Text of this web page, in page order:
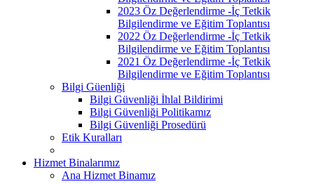
2023 Öz Değerlendirme -İç Tetkik
Bilgilendirme ve Eğitim Toplantısı
2022 Öz Değerlendirme -İç Tetkik
Bilgilendirme ve Eğitim Toplantısı
2021 Öz Değerlendirme -İç Tetkik
Bilgilendirme ve Eğitim Toplantısı
Bilgi Güenliği
Bilgi Güvenliği İhlal Bildirimi
Bilgi Güvenliği Politikamız
Bilgi Güvenliği Prosedürü
Etik Kuralları
Hizmet Binalarımız
Ana Hizmet Binamız